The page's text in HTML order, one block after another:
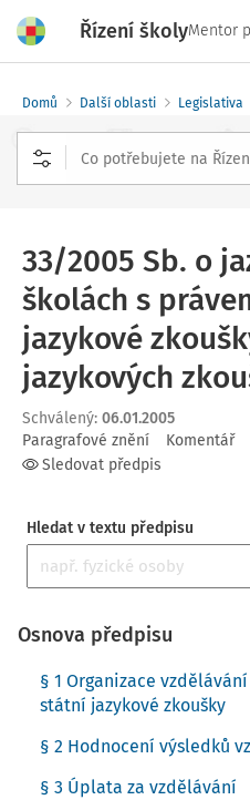
Řízení školyMentor
Domů Další oblasti Legislativa
33/2005 Sb. o
školách s
jazykové
jazykových
Schválený: 06.01.2005
Paragrafové znění
Komentář
Sledovat předpis
Hledat v textu předpisu
Osnova předpisu
§ 1 Organizace
státní jazykové zkoušky
§ 2 Hodnocení výsledků
§ 3 Úplata za vzdělávání